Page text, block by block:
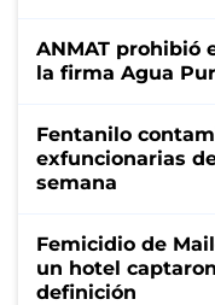
ANMAT prohibió
la firma Agua
Fentanilo
exfuncionarias
semana
Femicidio de
un hotel
definición